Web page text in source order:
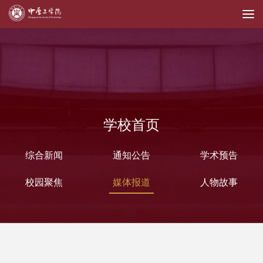
学校首页
综合新闻 通知公告 学术预告
校园聚焦 媒体报道 人物故事